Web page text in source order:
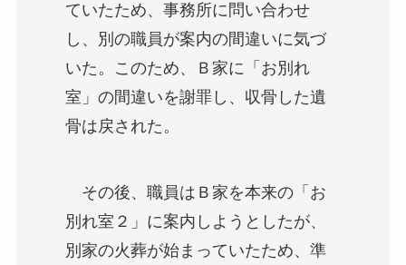
ていたため、事務所に問い合わせ
し、別の職員が案内の間違いに気づ
いた。このため、Ｂ家に「お別れ
室」の間違いを謝罪し、収骨した遺
骨は戻された。
その後、職員はＢ家を本来の「お
別れ室２」に案内しようとしたが、
別家の火葬が始まっていたため、準